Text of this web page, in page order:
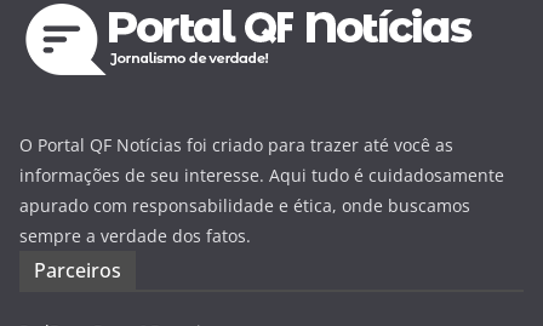
O Portal QF Notícias foi criado para trazer até você as
informações de seu interesse. Aqui tudo é cuidadosamente
apurado com responsabilidade e ética, onde buscamos
sempre a verdade dos fatos.
Parceiros